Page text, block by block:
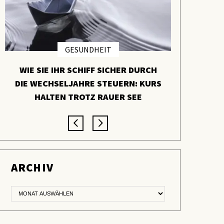
GESUNDHEIT
WIE SIE IHR SCHIFF SICHER DURCH
DIE WECHSELJAHRE STEUERN: KURS
HALTEN TROTZ RAUER SEE
ARCHIV